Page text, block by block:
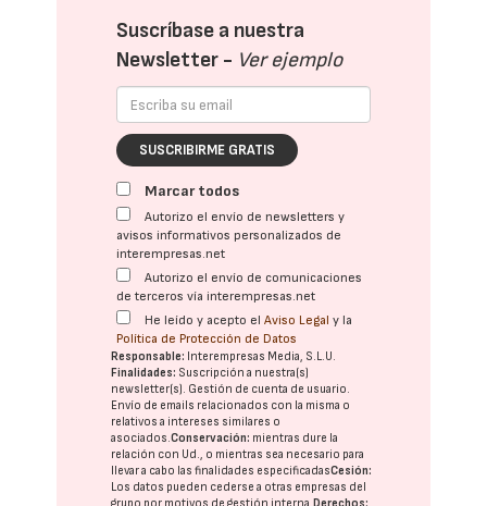
Suscríbase a nuestra
Newsletter - Ver ejemplo
SUSCRIBIRME GRATIS
Marcar todos
Autorizo el envío de newsletters y
avisos informativos personalizados de
interempresas.net
Autorizo el envío de comunicaciones
de terceros vía interempresas.net
He leído y acepto elAviso Legal y la
Política de Protección de Datos
Responsable: Interempresas Media, S.L.U.
Finalidades: Suscripción a nuestra(s)
newsletter(s). Gestión de cuenta de usuario.
Envío de emails relacionados con la misma o
relativos a intereses similares o
asociados.Conservación: mientras dure la
relación con Ud., o mientras sea necesario para
llevar a cabo las finalidades especificadasCesión:
Los datos pueden cederse a otras empresas del